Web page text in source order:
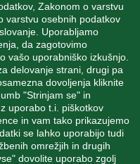
Zakonom o varstvu
varstvu osebnih podatkov
Uporabljamo
da zagotovimo
vašo uporabniško izkušnjo.
delovanje strani, drugi pa
dovoljenja kliknite
"Strinjam se" in
uporabo t.i. piškotkov
in vam tako prikazujemo
se lahko uporabijo tudi
omrežjih in drugih
dovolite uporabo zgolj